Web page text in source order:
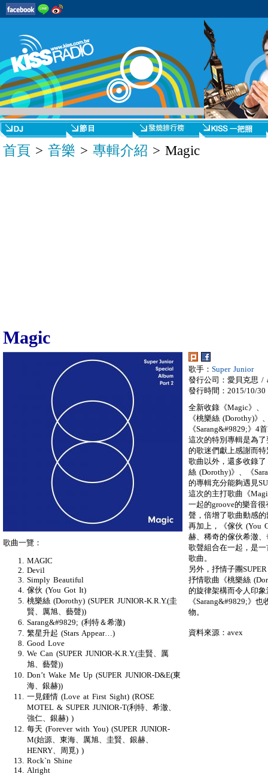
首頁 > 音樂 > 專輯介紹 > Magic
Magic
歌手： Super Junior
發行公司：愛貝克思 /
發行時間：2015/10/30
全新收錄《Magic》、
《桃樂絲 (Dorothy)》
《Sarang&#9829;》4
這次的特別專輯是為了
的歌迷們獻上感謝而
歌曲以外，還多收錄
絲 (Dorothy)》、《
的專輯充分能夠遇見
這次的主打歌曲《
一起的groove的樂音
聲，倍增了歌曲動感的
再加上，《傢伙 (You
赫、稀奇的傢伙希澈
歌聲組合在一起，是一
歌曲。
另外，抒情子團
抒情歌曲《桃樂絲
的旋律架構而令人印
《Sarang&#9829;》
物。
資料來源：avex
歌曲一覽：
MAGIC
Devil
Simply Beautiful
傢伙 (You Got It)
桃樂絲 (Dorothy) (SUPER JUNIOR-K.R.Y.(圭
賢、厲旭、藝聲))
Sarang&#9829; (利特＆希澈)
繁星升起 (Stars Appear…)
Good Love
We Can (SUPER JUNIOR-K.R.Y.(圭賢、厲
旭、藝聲))
Don’t Wake Me Up (SUPER JUNIOR-D&E(東
海、銀赫))
一見鍾情 (Love at First Sight) (ROSE
MOTEL & SUPER JUNIOR-T(利特、希澈、
強仁、銀赫) )
每天 (Forever with You) (SUPER JUNIOR-
M(始源、東海、厲旭、圭賢、銀赫、
HENRY、周覓) )
Rock`n Shine
Alright